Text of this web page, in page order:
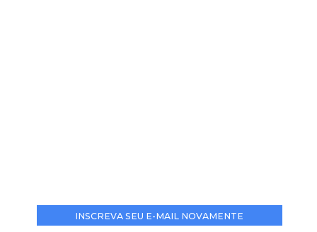
INSCREVA SEU E-MAIL NOVAMENTE